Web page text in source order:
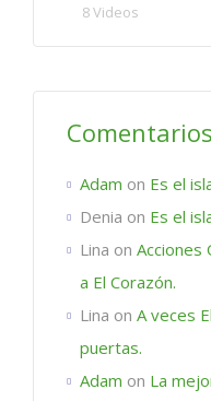
8 Videos
Adam on Es el
Denia on Es el
Lina on Acciones
a El Corazón.
Lina on A veces
puertas.
Adam on La